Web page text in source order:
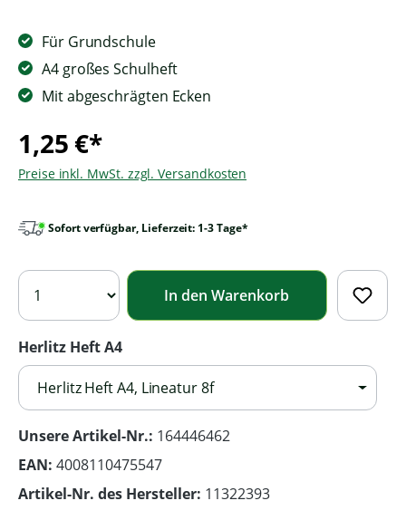
Für Grundschule
A4 großes Schulheft
Mit abgeschrägten Ecken
1,25 €*
Preise inkl. MwSt. zzgl. Versandkosten
Sofort verfügbar, Lieferzeit: 1-3 Tage*
In den Warenkorb
Herlitz Heft A4
Herlitz Heft A4, Lineatur 8f
Unsere Artikel-Nr.: 164446462
EAN: 4008110475547
Artikel-Nr. des Hersteller: 11322393